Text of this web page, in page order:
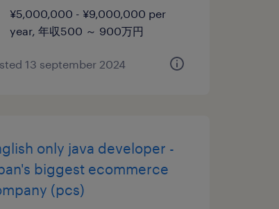
¥5,000,000 - ¥9,000,000 per
year, 年収500 ～ 900万円
13 september 2024
only java developer -
biggest ecommerce
(pcs)